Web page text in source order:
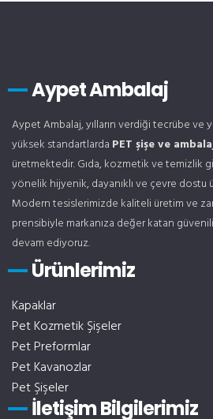
Aypet Ambalaj
Aypet Ambalaj, yılların verdiği tecrübe ve
yüksek standartlarda PET şişe ve
üretmektedir. Gıda, kozmetik ve temizlik
yönelik hijyenik, dayanıklı ve çevre dostu
Modern tesislerimizde kaliteli üretim ve
prensibiyle markanıza değer katan
devam ediyoruz.
Ürünlerimiz
Kapaklar
Pet Kozmetik Şişeler
Pet Preformlar
Pet Kavanozlar
Pet Şişeler
İletişim Bilgilerimiz